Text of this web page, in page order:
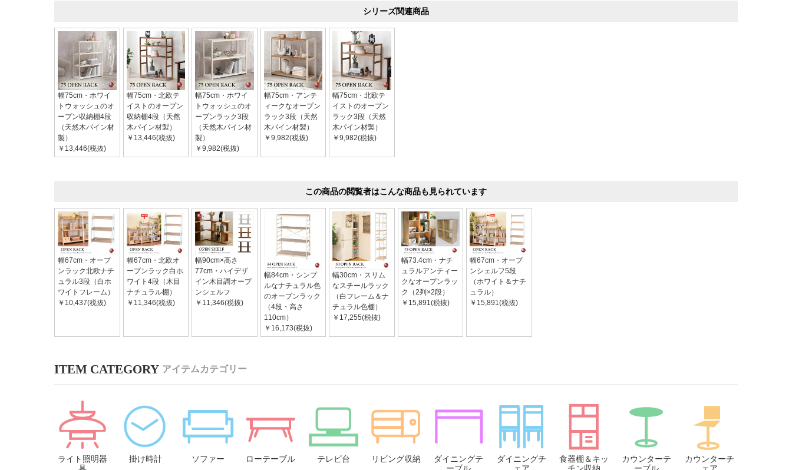
シリーズ関連商品
幅75cm・ホワイ
トウォッシュのオ
ープン収納棚4段
（天然木パイン材
製）
￥13,446(税抜)
幅75cm・北欧テ
イストのオープン
収納棚4段（天然
木パイン材製）
￥13,446(税抜)
幅75cm・ホワイ
トウォッシュのオ
ープンラック3段
（天然木パイン材
製）
￥9,982(税抜)
幅75cm・アンテ
ィークなオープン
ラック3段（天然
木パイン材製）
￥9,982(税抜)
幅75cm・北欧テ
イストのオープン
ラック3段（天然
木パイン材製）
￥9,982(税抜)
この商品の閲覧者はこんな商品も見られています
幅67cm・オープ
ンラック北欧ナチ
ュラル3段（白ホ
ワイトフレーム）
￥10,437(税抜)
幅67cm・北欧オ
ープンラック白ホ
ワイト4段（木目
ナチュラル棚）
￥11,346(税抜)
幅90cm×高さ
77cm・ハイデザ
イン木目調オープ
ンシェルフ
￥11,346(税抜)
幅84cm・シンプ
ルなナチュラル色
のオープンラック
（4段・高さ
110cm）
￥16,173(税抜)
幅30cm・スリム
なスチールラック
（白フレーム＆ナ
チュラル色棚）
￥17,255(税抜)
幅73.4cm・ナチ
ュラルアンティー
クなオープンラッ
ク（2列×2段）
￥15,891(税抜)
幅67cm・オープ
ンシェルフ5段
（ホワイト＆ナチ
ュラル）
￥15,891(税抜)
アイテムカテゴリー
ライト照明器
具
掛け時計 ソファー ローテーブル テレビ台 リビング収納
ダイニングテ
ーブル
ダイニングチ
ェア
食器棚＆キッ
チン収納
カウンターテ
ーブル
カウンターチ
ェア